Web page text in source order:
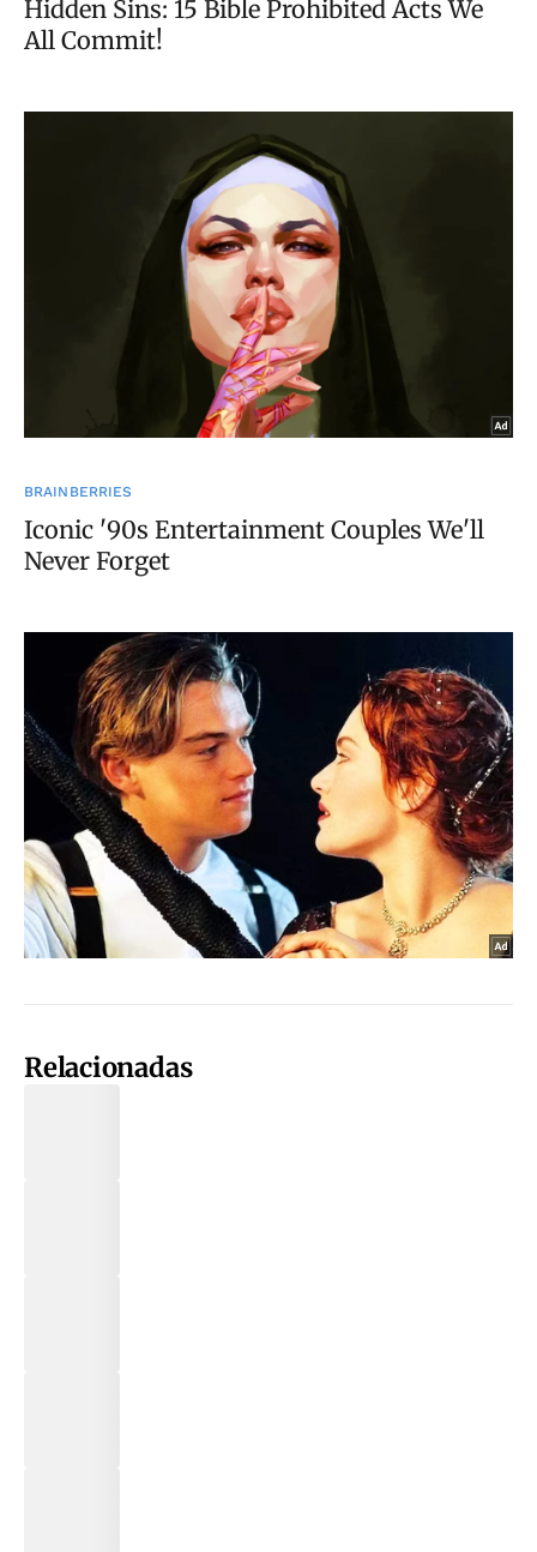
Relacionadas